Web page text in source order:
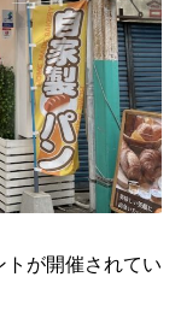
が開催されてい